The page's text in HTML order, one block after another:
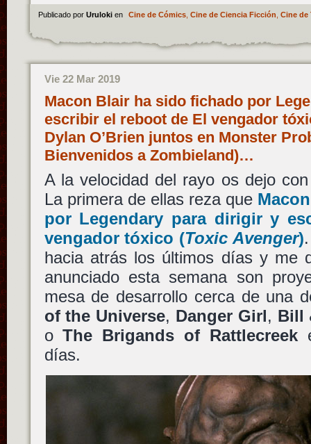
Publicado por Uruloki en Cine de Cómics, Cine de Ciencia Ficción Cine de
Vie 22 Mar 2019
Macon Blair ha sido fichado por
escribir el reboot de El vengador
Dylan O’Brien juntos en Monster
Bienvenidos a Zombieland)…
A la velocidad del rayo os dejo
La primera de ellas reza que
por Legendary para dirigir y
vengador tóxico (Toxic Avenger)
hacia atrás los últimos días y me
anunciado esta semana son
mesa de desarrollo cerca de una
of the Universe, Danger Girl, Bill
oThe Brigands of Rattlecreek
días.